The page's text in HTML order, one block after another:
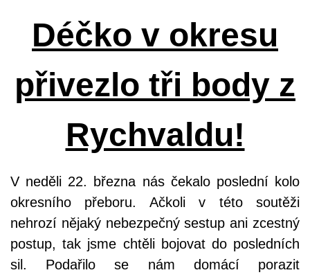
Déčko v okresu
přivezlo tři body z
Rychvaldu!
V neděli 22. března nás čekalo poslední kolo
okresního přeboru. Ačkoli v této soutěži
nehrozí nějaký nebezpečný sestup ani zcestný
postup, tak jsme chtěli bojovat do posledních
sil. Podařilo se nám domácí porazit